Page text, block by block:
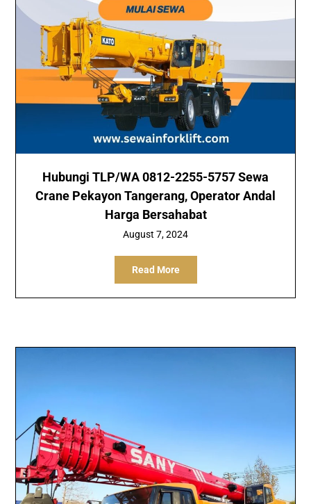
Hubungi TLP/WA 0812-2255-5757 Sewa
Crane Pekayon Tangerang, Operator Andal
Harga Bersahabat
August 7, 2024
Read More